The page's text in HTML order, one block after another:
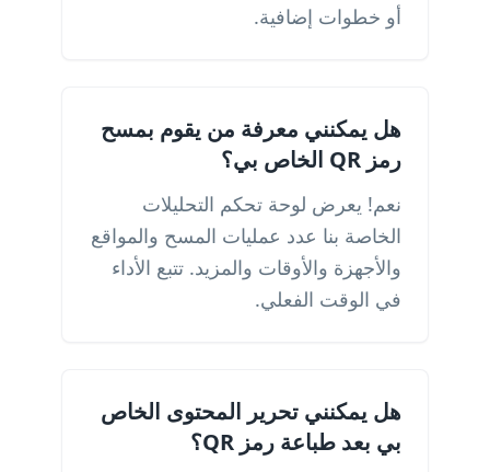
أو خطوات إضافية.
هل يمكنني معرفة من يقوم بمسح
رمز QR الخاص بي؟
نعم! يعرض لوحة تحكم التحليلات
الخاصة بنا عدد عمليات المسح والمواقع
والأجهزة والأوقات والمزيد. تتبع الأداء
في الوقت الفعلي.
هل يمكنني تحرير المحتوى الخاص
بي بعد طباعة رمز QR؟